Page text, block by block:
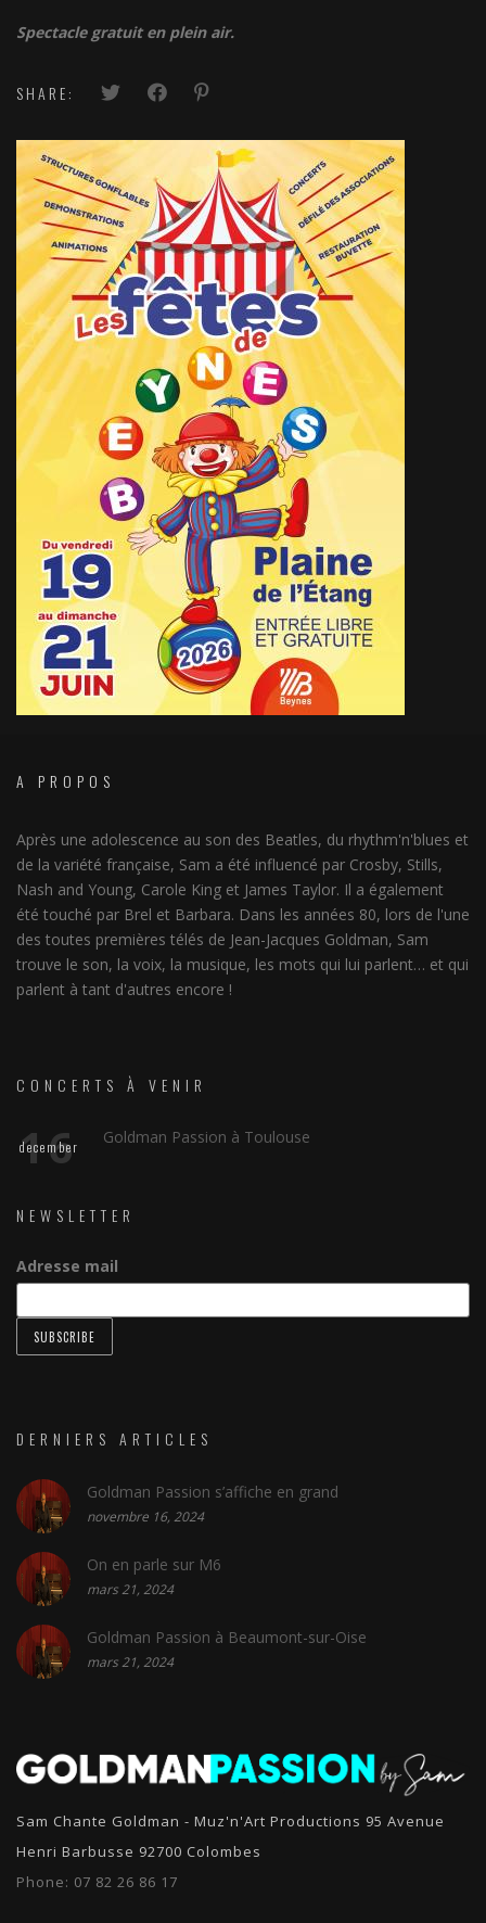
Spectacle gratuit en plein air.
SHARE:
A PROPOS
Après une adolescence au son des Beatles, du rhythm'n'blues et
de la variété française, Sam a été influencé par Crosby, Stills,
Nash and Young, Carole King et James Taylor. Il a également
été touché par Brel et Barbara. Dans les années 80, lors de l'une
des toutes premières télés de Jean-Jacques Goldman, Sam
trouve le son, la voix, la musique, les mots qui lui parlent… et qui
parlent à tant d'autres encore !
CONCERTS À VENIR
16
december Goldman Passion à Toulouse
NEWSLETTER
Adresse mail
DERNIERS ARTICLES
Goldman Passion s’affiche en grand
novembre 16, 2024
On en parle sur M6
mars 21, 2024
Goldman Passion à Beaumont-sur-Oise
mars 21, 2024
Sam Chante Goldman - Muz'n'Art Productions 95 Avenue
Henri Barbusse 92700 Colombes
Phone: 07 82 26 86 17